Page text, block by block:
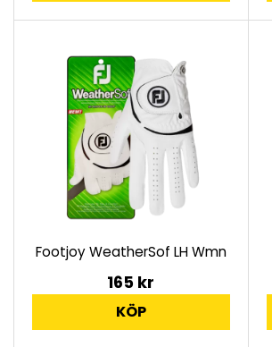
Footjoy WeatherSof LH Wmn
165 kr
KÖP